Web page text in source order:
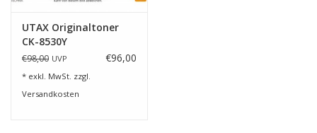
UTAX Originaltoner
CK-8530Y
€98,00 UVP €96,00
* exkl. MwSt. zzgl.
Versandkosten